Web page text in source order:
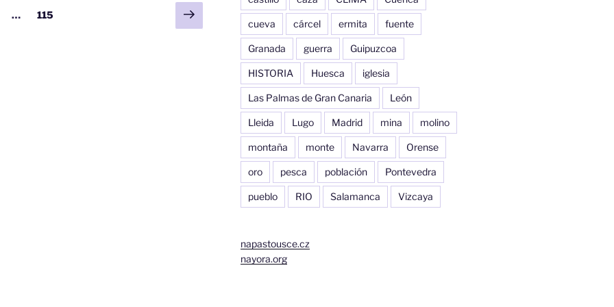
… Página
115
Siguiente
página
cueva cárcel ermita fuente
Granada guerra Guipuzcoa
HISTORIA Huesca iglesia
Las Palmas de Gran Canaria León
Lleida Lugo Madrid mina molino
montaña monte Navarra Orense
oro pesca población Pontevedra
pueblo RIO Salamanca Vizcaya
napastousce.cz
nayora.org